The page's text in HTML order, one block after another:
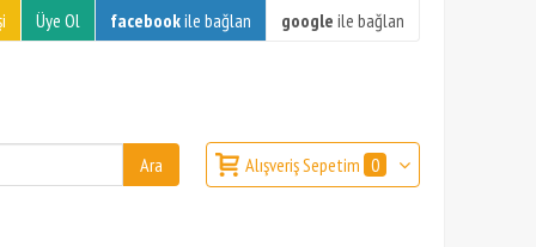
Üye Ol facebookile bağlan google ile bağlan
Alışveriş Sepetim 0